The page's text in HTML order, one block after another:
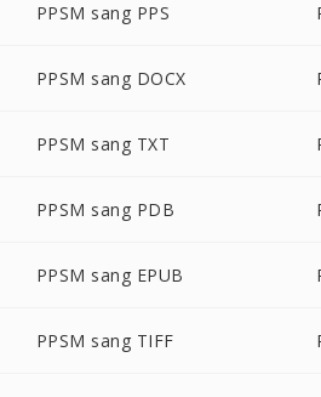
PPSM sang PPS
PPSM sang DOCX
PPSM sang TXT
PPSM sang PDB
PPSM sang EPUB
PPSM sang TIFF